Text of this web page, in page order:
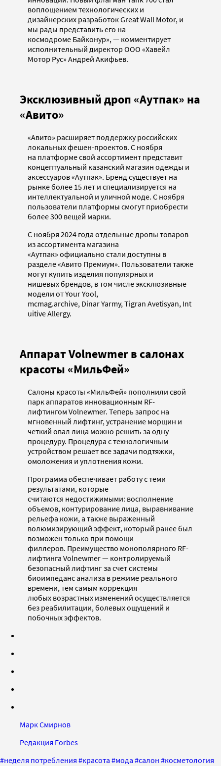
воплощением технологических и
дизайнерских разработок Great Wall Motor, и
мы рады представить его на
космодроме Байконур», — комментирует
исполнительный директор ООО «Хавейл
Мотор Рус» Андрей Акифьев.
Эксклюзивный дроп «Аутпак» на
«Авито»
«Авито» расширяет поддержку российских
локальных фешен-проектов. С ноября
на платформе свой ассортимент представит
концептуальный казанский магазин одежды и
аксессуаров «Аутпак». Бренд существует на
рынке более 15 лет и специализируется на
интеллектуальной и уличной моде. С ноября
пользователи платформы смогут приобрести
более 300 вещей марки.
С ноября 2024 года отдельные дропы товаров
из ассортимента магазина
«Аутпак» официально стали доступны в
разделе «Авито Премиум». Пользователи также
могут купить изделия популярных и
нишевых брендов, в том числе эксклюзивные
модели от Your Yool,
mcmag.archive, Dinar Yarmy, Tigran Avetisyan, Int
uitive Allergy.
Аппарат Volnewmer в салонах
красоты «МильФей»
Салоны красоты «МильФей» пополнили свой
парк аппаратов инновационным RF-
лифтингом Volnewmer. Теперь запрос на
мгновенный лифтинг, устранение морщин и
четкий овал лица можно решить за одну
процедуру. Процедура с технологичным
устройством решает все задачи подтяжки,
омоложения и уплотнения кожи.
Программа обеспечивает работу с теми
результатами, которые
считаются недостижимыми: восполнение
объемов, контурирование лица, выравнивание
рельефа кожи, а также выраженный
волюмизирующий эффект, который ранее был
возможен только при помощи
филлеров. Преимущество монополярного RF-
лифтинга Volnewmer — контролируемый
безопасный лифтинг за счет системы
биоимпеданс анализа в режиме реального
времени, тем самым коррекция
любых возрастных изменений осуществляется
без реабилитации, болевых ощущений и
побочных эффектов.
Марк Смирнов
Редакция Forbes
#неделя потребления #красота #мода #салон #косметология